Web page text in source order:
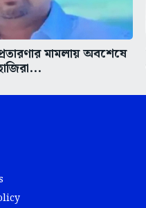
মামলায় অবশেষে